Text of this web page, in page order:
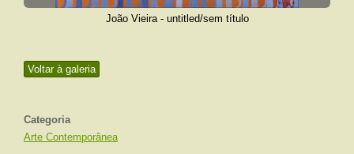
Voltar à galeria
Categoria
Arte Contemporânea
João Vieira - untitled/sem título